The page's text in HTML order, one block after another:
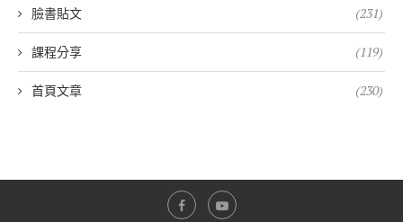
臉書貼文 (231)
課程分享 (119)
首頁文章 (230)